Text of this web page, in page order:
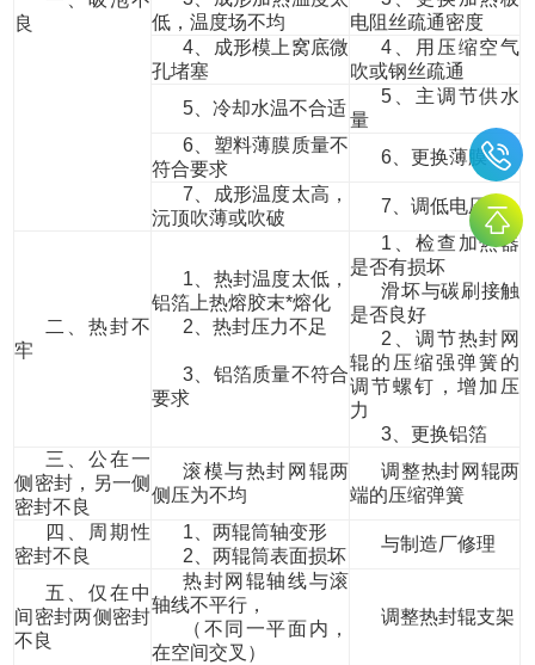
良
低，温度场不均
电阻丝疏通密度
4、成形模上窝底微
孔堵塞
4、用压缩空气
吹或钢丝疏通
5、冷却水温不合适
5、主调节供水
量
6、塑料薄膜质量不
符合要求
6、更换薄膜
7、成形温度太高，
沅顶吹薄或吹破
7、调低电压
二、热封不
牢
1、热封温度太低，
铝箔上热熔胶末*熔化
2、热封压力不足
3、铝箔质量不符合
要求
1、检查加热器
是否有损坏
滑坏与碳刷接触
是否良好
2、调节热封网
辊的压缩强弹簧的
调节螺钉，增加压
力
3、更换铝箔
三、公在一
侧密封，另一侧
密封不良
滚模与热封网辊两
侧压为不均
调整热封网辊两
端的压缩弹簧
四、周期性
密封不良
1、两辊筒轴变形
2、两辊筒表面损坏
与制造厂修理
五、仅在中
间密封两侧密封
不良
热封网辊轴线与滚
轴线不平行，
（不同一平面内，
在空间交叉）
调整热封辊支架